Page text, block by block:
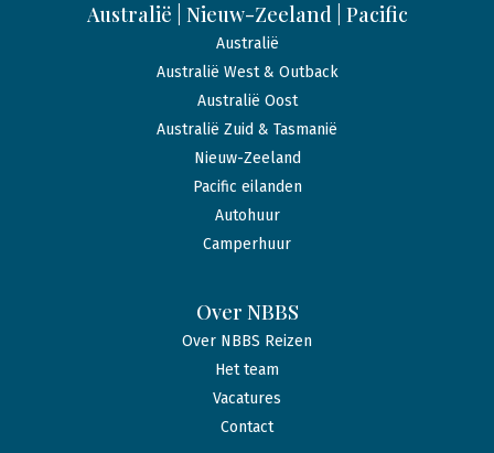
Australië | Nieuw-Zeeland | Pacific
Australië
Australië West & Outback
Australië Oost
Australië Zuid & Tasmanië
Nieuw-Zeeland
Pacific eilanden
Autohuur
Camperhuur
Over NBBS
Over NBBS Reizen
Het team
Vacatures
Contact